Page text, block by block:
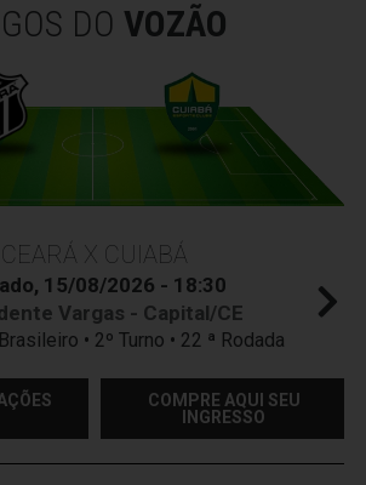
DO VOZÃO
CEARÁ X CUIABÁ
15/08/2026 - 18:30
Vargas - Capital/CE
• 2º Turno • 22 ª Rodada
COMPRE AQUI SEU
INGRESSO